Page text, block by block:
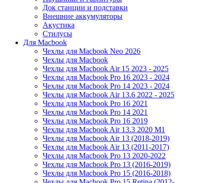
Док станции и подставки
Внешние аккумуляторы
Акустика
Стилусы
Для Macbook
Чехлы для Macbook Neo 2026
Чехлы для Macbook
Чехлы для Macbook Air 15 2023 - 2025
Чехлы для Macbook Pro 16 2023 - 2024
Чехлы для Macbook Pro 14 2023 - 2024
Чехлы для Macbook Air 13.6 2022 - 2025
Чехлы для Macbook Pro 16 2021
Чехлы для Macbook Pro 14 2021
Чехлы для Macbook Pro 16 2019
Чехлы для Macbook Air 13.3 2020 M1
Чехлы для Macbook Air 13 (2018-2019)
Чехлы для Macbook Air 13 (2011-2017)
Чехлы для Macbook Pro 13 2020-2022
Чехлы для Macbook Pro 13 (2016-2019)
Чехлы для Macbook Pro 15 (2016-2018)